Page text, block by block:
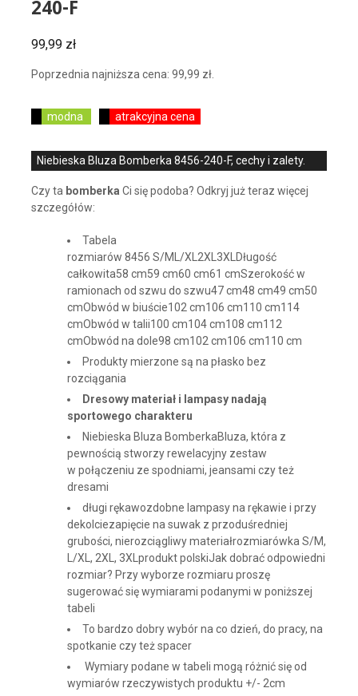
240-F
99,99 zł
Poprzednia najniższa cena: 99,99 zł.
modna atrakcyjna cena
Niebieska Bluza Bomberka 8456-240-F, cechy i zalety.
Czy ta bomberka Ci się podoba? Odkryj już teraz więcej
szczegółów:
Tabela
rozmiarów 8456 S/ML/XL2XL3XLDługość
całkowita58 cm59 cm60 cm61 cmSzerokość w
ramionach od szwu do szwu47 cm48 cm49 cm50
cmObwód w biuście102 cm106 cm110 cm114
cmObwód w talii100 cm104 cm108 cm112
cmObwód na dole98 cm102 cm106 cm110 cm
Produkty mierzone są na płasko bez
rozciągania
Dresowy materiał i lampasy nadają
sportowego charakteru
Niebieska Bluza BomberkaBluza, która z
pewnością stworzy rewelacyjny zestaw
w połączeniu ze spodniami, jeansami czy też
dresami
długi rękawozdobne lampasy na rękawie i przy
dekolciezapięcie na suwak z przoduśredniej
grubości, nierozciągliwy materiałrozmiarówka S/M,
L/XL, 2XL, 3XLprodukt polskiJak dobrać odpowiedni
rozmiar? Przy wyborze rozmiaru proszę
sugerować się wymiarami podanymi w poniższej
tabeli
To bardzo dobry wybór na co dzień, do pracy, na
spotkanie czy też spacer
Wymiary podane w tabeli mogą różnić się od
wymiarów rzeczywistych produktu +/- 2cm